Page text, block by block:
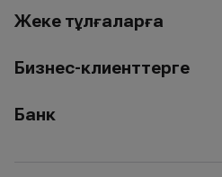
Жеке тұлғаларға
Бизнес-клиенттерге
Банк